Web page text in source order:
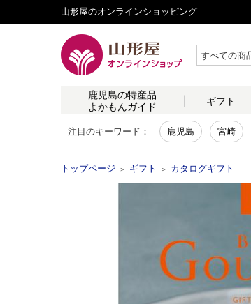
山形屋のオンラインショッピング
鹿児島の特産品
よかもんガイド
ギフト
注目のキーワード： 鹿児島 宮崎
トップページ ＞ ギフト ＞ カタログギフト